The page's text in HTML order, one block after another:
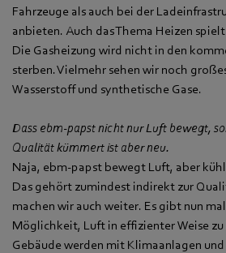
Fahrzeuge als auch bei der
anbieten. Auch das Thema Heizen
Die Gasheizung wird nicht in den
sterben. Vielmehr sehen wir noch
Wasserstoff und synthetische Gase.
Dass ebm‑papst nicht nur Luft bewegt,
Qualität kümmert ist aber neu.
Naja, ebm‑papst bewegt Luft, aber
Das gehört zumindest indirekt zur
machen wir auch weiter. Es gibt nun
Möglichkeit, Luft in effizienter Weise
Gebäude werden mit Klimaanlagen